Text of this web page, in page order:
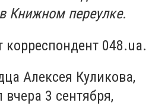
Книжном переулке.
корреспондент 048.ua.
Алексея Куликова,
3 сентября,